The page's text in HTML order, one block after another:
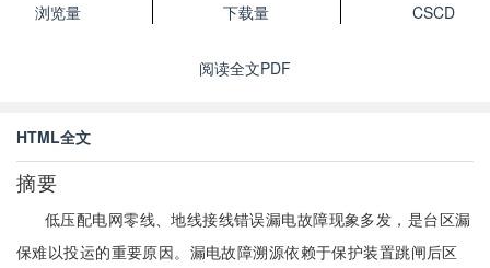
浏览量
下载量
CSCD
阅读全文PDF
HTML全文
摘要
低压配电网零线、地线接线错误漏电故障现象多发，是台区漏
保难以投运的重要原因。漏电故障溯源依赖于保护装置跳闸后区